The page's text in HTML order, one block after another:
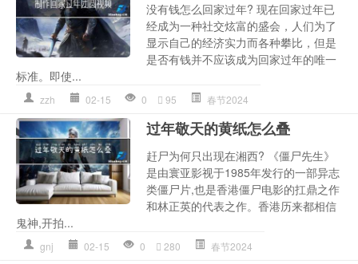
没有钱怎么回家过年? 现在回家过年已
经成为一种社交炫富的盛会，人们为了
显示自己的经济实力而各种攀比，但是
是否有钱并不应该成为回家过年的唯一
标准。即使...
zzh 02-15 0 95 春节2024
过年敬天的黄纸怎么叠
赶尸为何只出现在湘西? 《僵尸先生》
是由寰亚影视于1985年发行的一部异志
类僵尸片,也是香港僵尸电影的扛鼎之作
和林正英的代表之作。香港历来都相信
鬼神,开拍...
gnj 02-15 0 280 春节2024